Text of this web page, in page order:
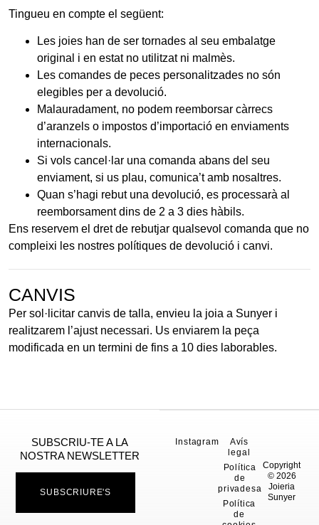
Tingueu en compte el següent:
Les joies han de ser tornades al seu embalatge
original i en estat no utilitzat ni malmès.
Les comandes de peces personalitzades no són
elegibles per a devolució.
Malauradament, no podem reemborsar càrrecs
d’aranzels o impostos d’importació en enviaments
internacionals.
Si vols cancel·lar una comanda abans del seu
enviament, si us plau, comunica’t amb nosaltres.
Quan s’hagi rebut una devolució, es processarà al
reemborsament dins de 2 a 3 dies hàbils.
Ens reservem el dret de rebutjar qualsevol comanda que no
compleixi les nostres polítiques de devolució i canvi.
CANVIS
Per sol·licitar canvis de talla, envieu la joia a Sunyer i
realitzarem l’ajust necessari. Us enviarem la peça
modificada en un termini de fins a 10 dies laborables.
SUBSCRIU-TE A LA
NOSTRA NEWSLETTER
SUBSCRIURE'S
Copyright
© 2026
Joieria
Sunyer
Instagram
Avís
legal
Política
de
privadesa
Política
de